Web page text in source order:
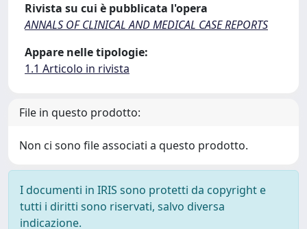
Rivista su cui è pubblicata l'opera
ANNALS OF CLINICAL AND MEDICAL CASE REPORTS
Appare nelle tipologie:
1.1 Articolo in rivista
File in questo prodotto:
Non ci sono file associati a questo prodotto.
I documenti in IRIS sono protetti da copyright e
tutti i diritti sono riservati, salvo diversa
indicazione.